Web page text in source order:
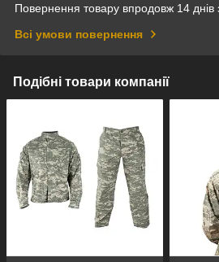
Повернення товару впродовж 14 днів
Всі умови повернення
Подібні товари компанії